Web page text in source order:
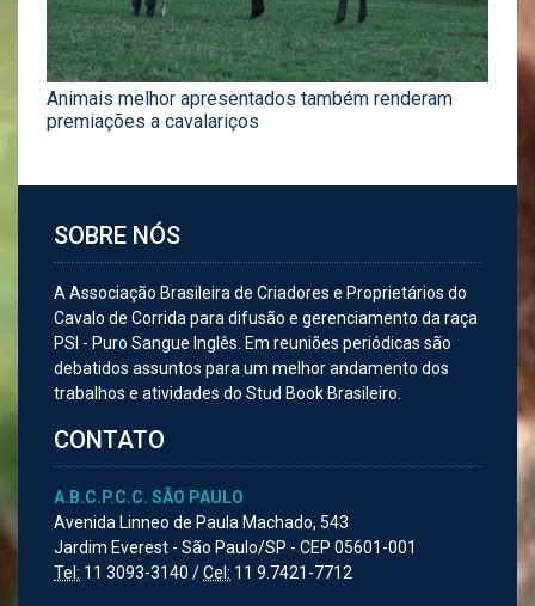
Animais melhor apresentados também renderam
premiações a cavalariços
SOBRE NÓS
A Associação Brasileira de Criadores e Proprietários do
Cavalo de Corrida para difusão e gerenciamento da raça
PSI - Puro Sangue Inglês. Em reuniões periódicas são
debatidos assuntos para um melhor andamento dos
trabalhos e atividades do Stud Book Brasileiro.
CONTATO
A.B.C.P.C.C. SÃO PAULO
Avenida Linneo de Paula Machado, 543
Jardim Everest - São Paulo/SP - CEP 05601-001
Tel: 11 3093-3140 /Cel: 11 9.7421-7712